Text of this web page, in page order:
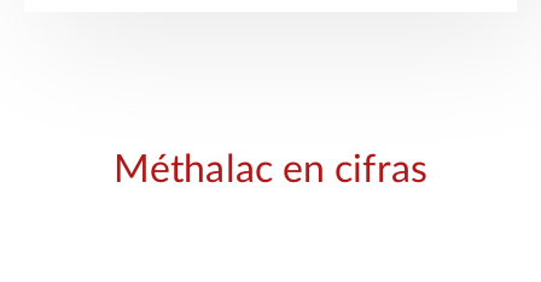
Méthalac en cifras